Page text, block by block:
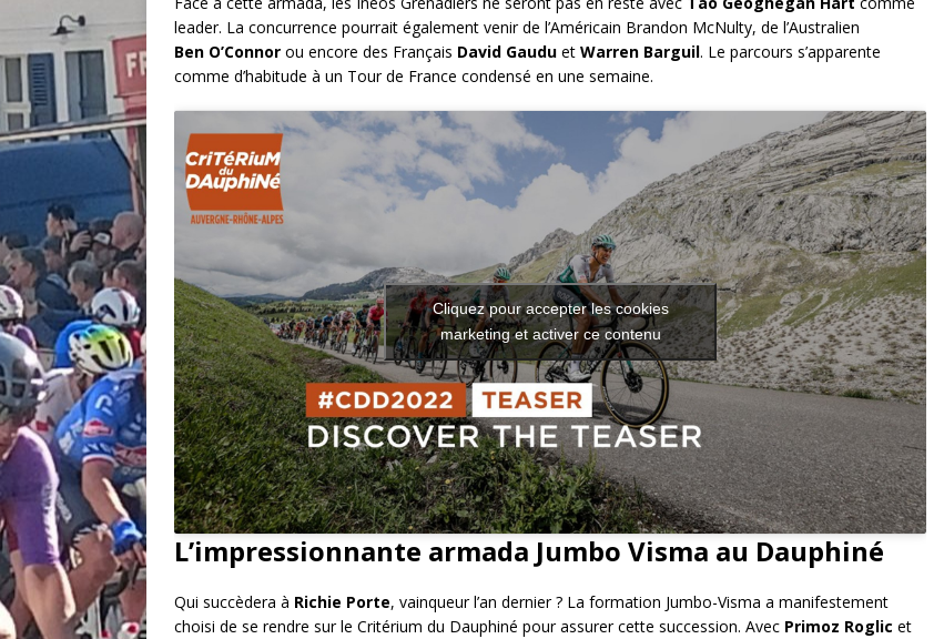
leader. La concurrence pourrait également venir de l’Américain Brandon McNulty, de l’Australien
Ben O’Connor ou encore des Français David Gaudu et Warren Barguil. Le parcours s’apparente
comme d’habitude à un Tour de France condensé en une semaine.
Cliquez pour accepter les cookies
marketing et activer ce contenu
L’impressionnante armada Jumbo Visma au Dauphiné
Qui succèdera à Richie Porte, vainqueur l’an dernier ? La formation Jumbo-Visma a manifestement
choisi de se rendre sur le Critérium du Dauphiné pour assurer cette succession. Avec Primoz Roglic et